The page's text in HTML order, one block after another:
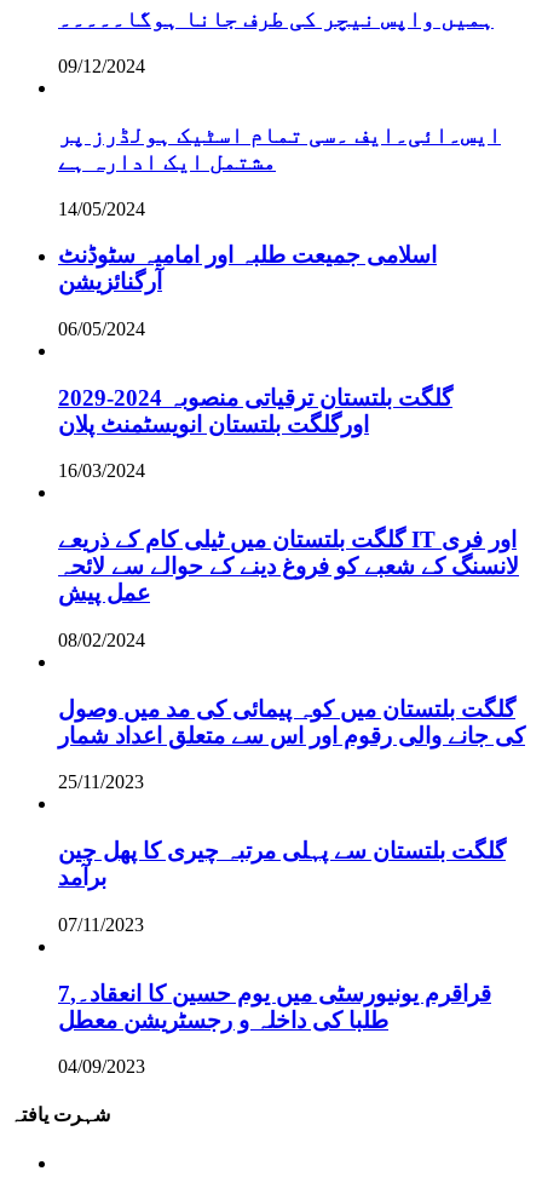
ہمیں واپس نیچر کی طرف جانا ہوگا۔۔۔۔۔
09/12/2024
ایس۔ائی۔ایف ۔سی تمام اسٹیک ہولڈرز پر
مشتمل ایک ادارہ ہے
14/05/2024
اسلامی جمیعت طلبہ اور امامیہ سٹوڈنٹ
آرگنائزیشن
06/05/2024
گلگت بلتستان ترقیاتی منصوبہ 2024-2029
اورگلگت بلتستان انویسٹمنٹ پلان
16/03/2024
گلگت بلتستان میں ٹیلی کام کے ذریعے IT اور فری
لانسنگ کے شعبے کو فروغ دینے کے حوالے سے لائحہ
عمل پیش
08/02/2024
گلگت بلتستان میں کوہ پیمائی کی مد میں وصول
کی جانے والی رقوم اور اس سے متعلق اعداد شمار
25/11/2023
گلگت بلتستان سے پہلی مرتبہ چیری کا پھل چین
برآمد
07/11/2023
قراقرم یونیورسٹی میں یوم حسین کا انعقاد۔,7
طلبا کی داخلہ و رجسٹریشن معطل
04/09/2023
شہرت یافتہ